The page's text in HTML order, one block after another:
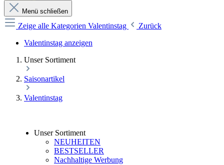
Menü schließen
Zeige alle Kategorien Valentinstag
Zurück
Valentinstag anzeigen
Unser Sortiment
Saisonartikel
Valentinstag
Unser Sortiment
NEUHEITEN
BESTSELLER
Nachhaltige Werbung